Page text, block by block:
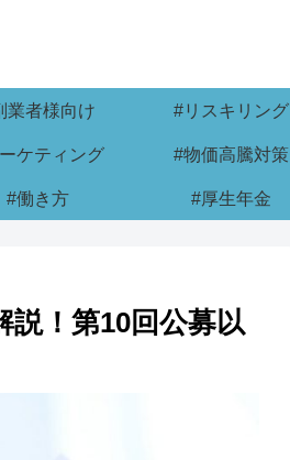
業者様向け #リスキリング
ケティング #物価高騰対策
#働き方 #厚生年金
説！第10回公募以